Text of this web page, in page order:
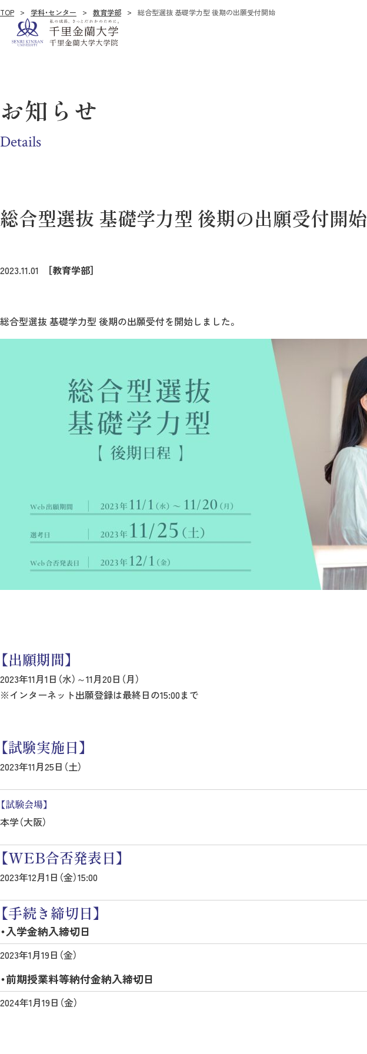
TOP 学科・センター 教育学部 総合型選抜 基礎学力型 後期の出願受付開始
お知らせ
Details
総合型選抜 基礎学力型 後期の出願受付開始
2023.11.01 ［教育学部］
総合型選抜 基礎学力型 後期の出願受付を開始しました。
【出願期間】
2023年11月1日（水）～11月20日（月）
※インターネット出願登録は最終日の15:00まで
【試験実施日】
2023年11月25日（土）
【試験会場】
本学（大阪）
【WEB合否発表日】
2023年12月1日（金）15:00
【手続き締切日】
・入学金納入締切日
2023年1月19日（金）
・前期授業料等納付金納入締切日
2024年1月19日（金）